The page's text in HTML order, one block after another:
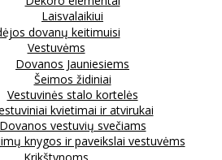
Laisvalaikiui
dovanų keitimuisi
Vestuvėms
Dovanos Jauniesiems
Šeimos židiniai
Vestuvinės stalo kortelės
kvietimai ir atvirukai
Dovanos vestuvių svečiams
knygos ir paveikslai vestuvėms
Krikštynoms